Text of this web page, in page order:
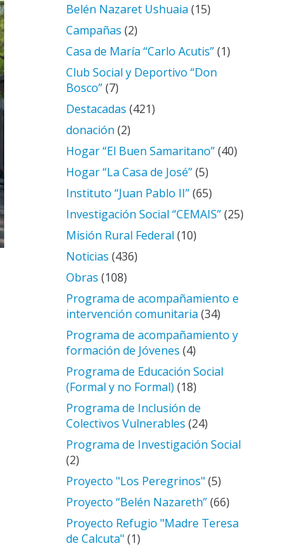
Belén Nazaret Ushuaia (15)
Campañas (2)
Casa de María “Carlo Acutis”(1)
Club Social y Deportivo “Don
Bosco”(7)
Destacadas (421)
donación (2)
Hogar “El Buen Samaritano”(40)
Hogar “La Casa de José”(5)
Instituto “Juan Pablo II”(65)
Investigación Social “CEMAIS”(25)
Misión Rural Federal (10)
Noticias (436)
Obras (108)
Programa de acompañamiento e
intervención comunitaria (34)
Programa de acompañamiento y
formación de Jóvenes (4)
Programa de Educación Social
(Formal y no Formal) (18)
Programa de Inclusión de
Colectivos Vulnerables (24)
Programa de Investigación Social
(2)
Proyecto "Los Peregrinos" (5)
Proyecto “Belén Nazareth”(66)
Proyecto Refugio "Madre Teresa
de Calcuta" (1)